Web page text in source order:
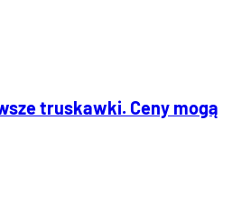
truskawki. Ceny mogą